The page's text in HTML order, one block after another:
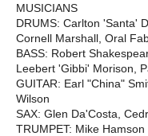
MUSICIANS
DRUMS: Carlton 'Santa'
Cornell Marshall, Oral
BASS: Robert
Leebert 'Gibbi' Morison,
GUITAR: Earl "China"
Wilson
SAX: Glen Da'Costa,
TRUMPET: Mike Hamson